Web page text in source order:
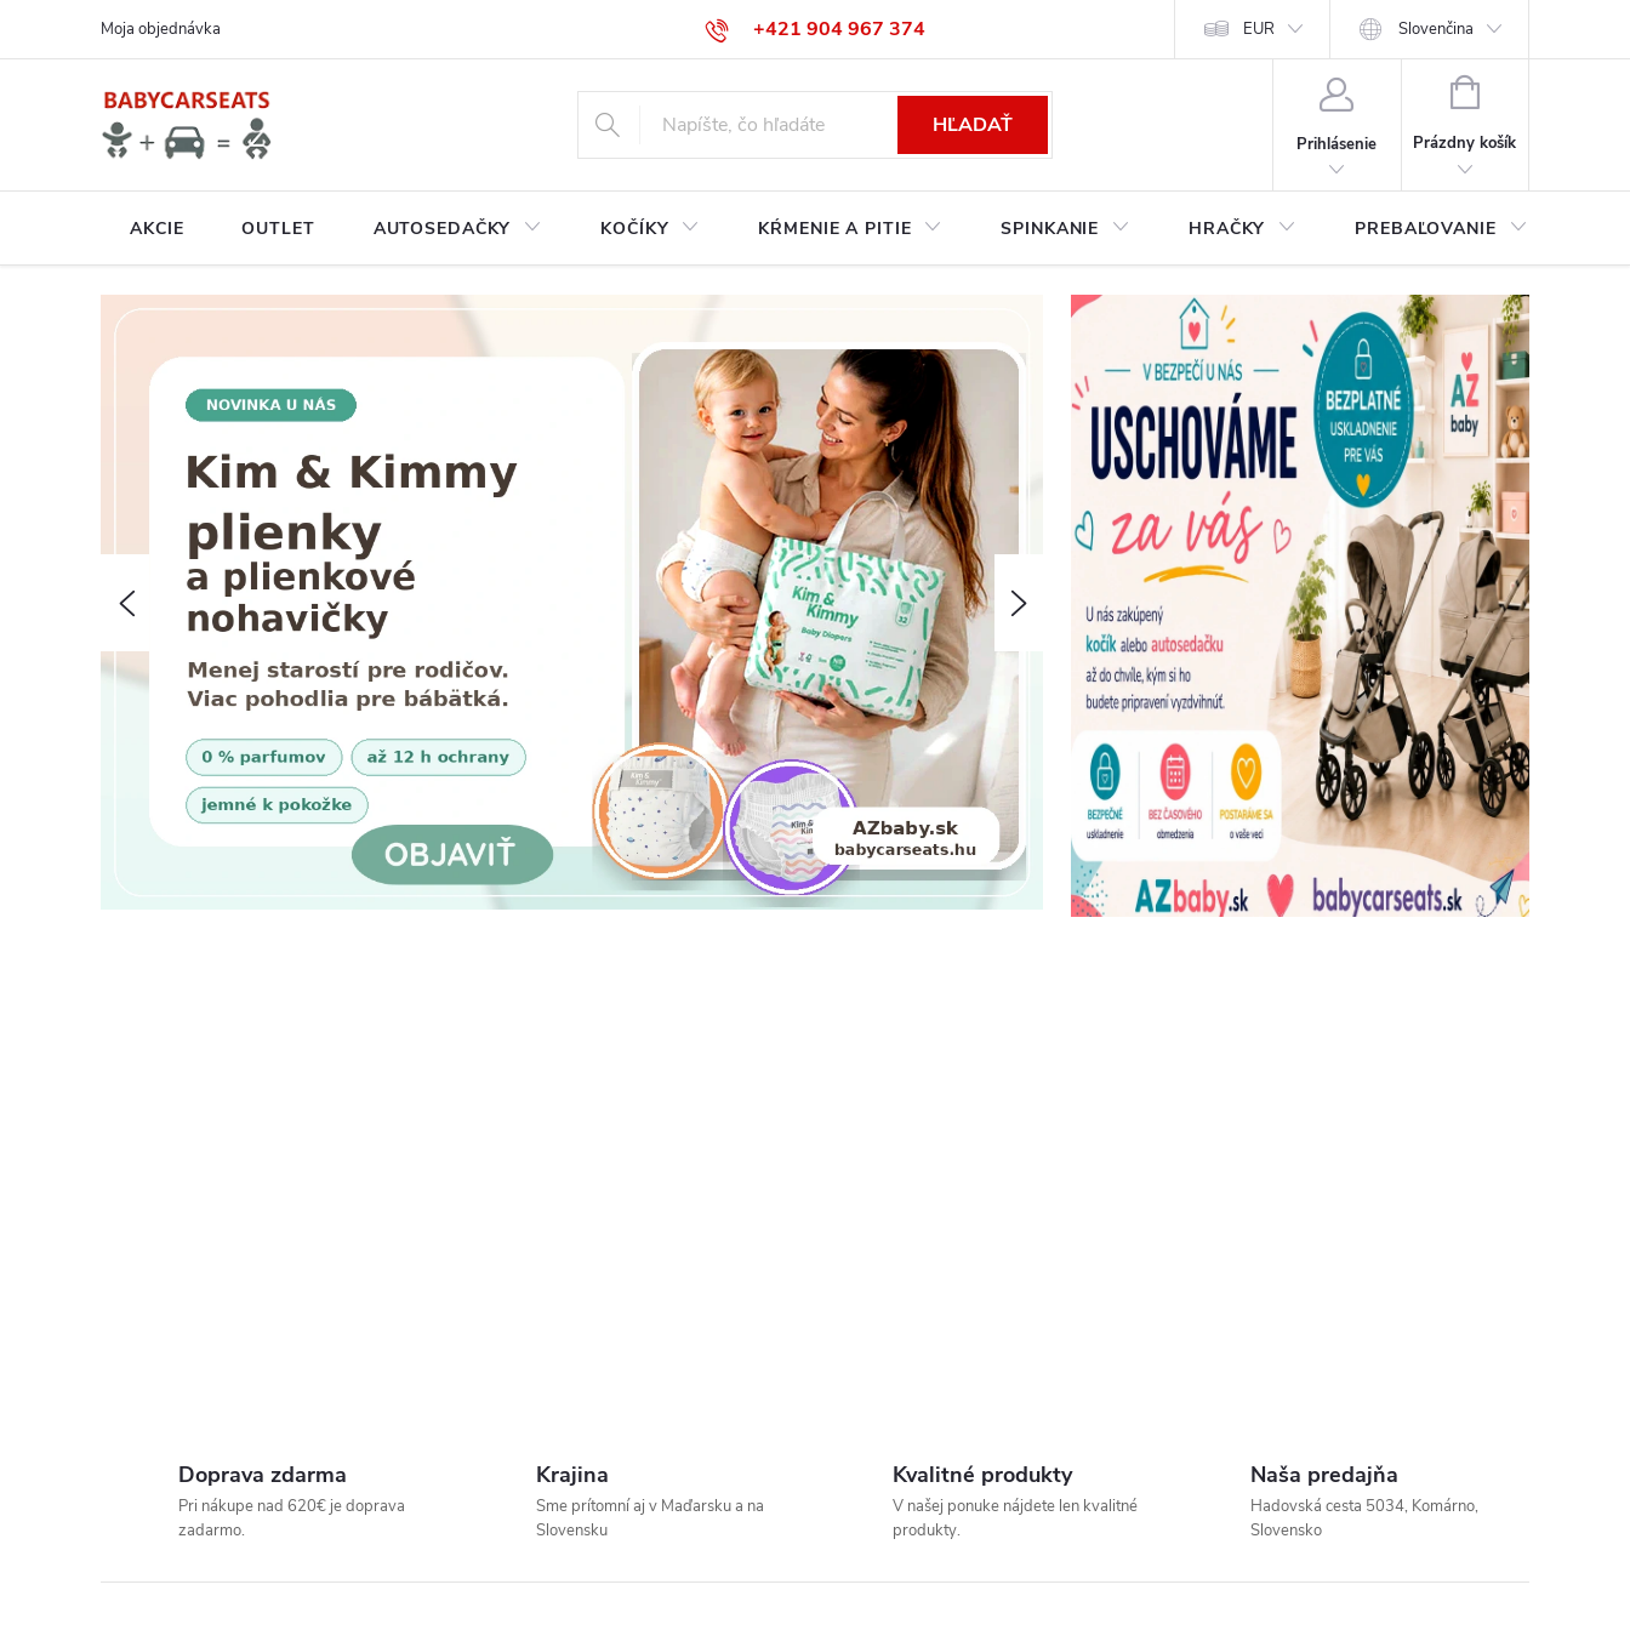
+421 904 967 374‬
info@babycarseats.sk
Moja objednávka EUR Slovenčina
HĽADAŤ
Prihlásenie
NÁKUPNÝ
Prázdny košík
AKCIE OUTLET AUTOSEDAČKY KOČÍKY KŔMENIE A PITIE SPINKANIE HRAČKY PREBAĽOVANIE
N
T
V
U
Predchádzajúce Nasledujúce
Doprava zdarma
Pri nákupe nad 620€ je doprava
zadarmo.
Krajina
Sme prítomní aj v Maďarsku a na
Slovensku
Kvalitné produkty
V našej ponuke nájdete len kvalitné
produkty.
Naša predajňa
Hadovská cesta 5034, Komárno,
Slovensko